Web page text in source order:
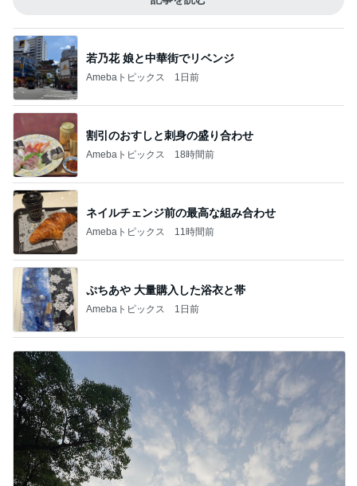
若乃花 娘と中華街でリベンジ
Amebaトピックス 1日前
割引のおすしと刺身の盛り合わせ
Amebaトピックス 18時間前
ネイルチェンジ前の最高な組み合わせ
Amebaトピックス 11時間前
ぷちあや 大量購入した浴衣と帯
Amebaトピックス 1日前